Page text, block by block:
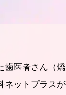
歯医者さん（矯
ネットプラスが